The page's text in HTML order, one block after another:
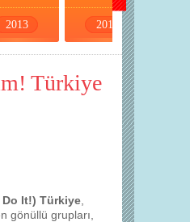
2013 2013
Türkiye
Do It!) Türkiye
gönüllü grupları,